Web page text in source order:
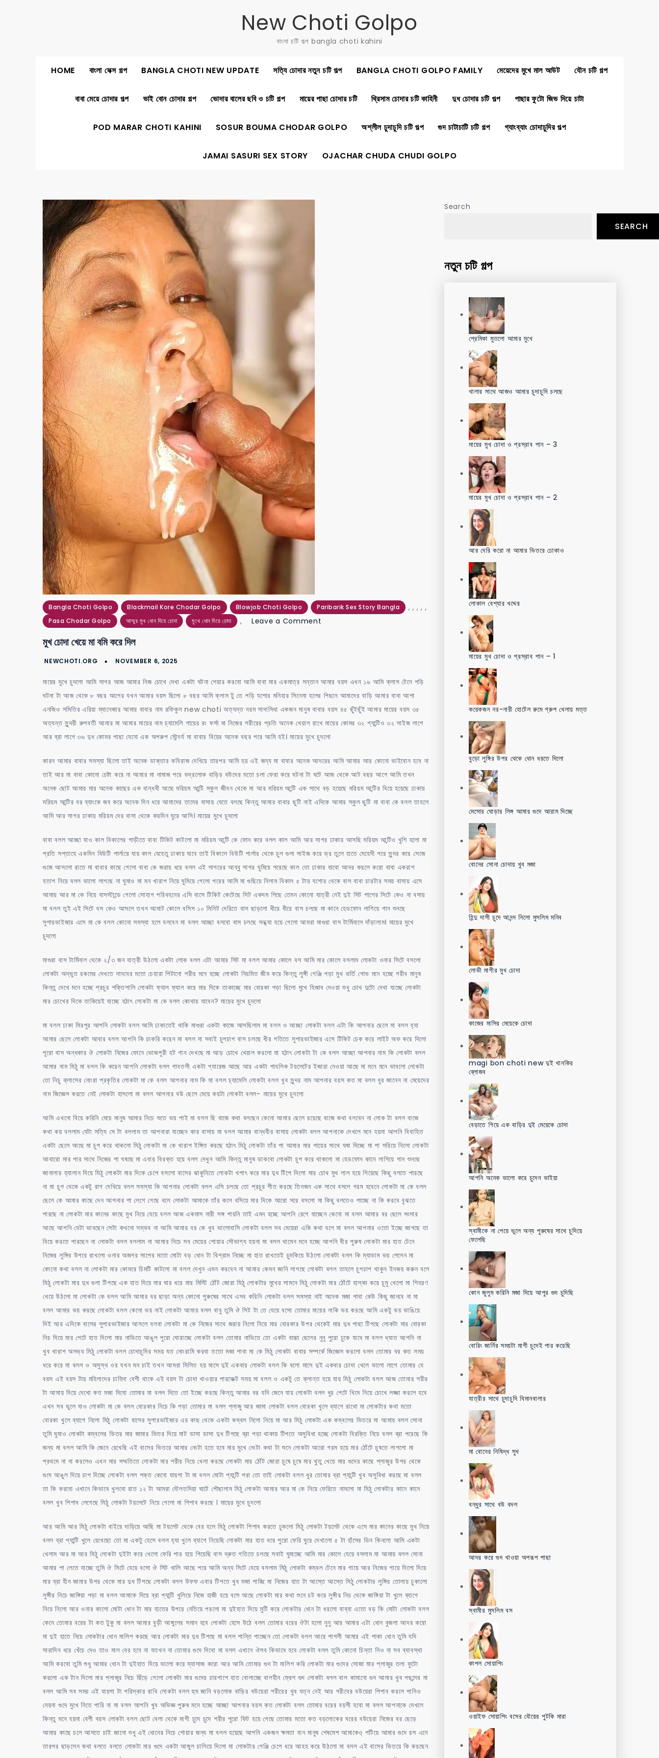
New Choti Golpo
বাংলা চটি গল্প bangla choti kahini
HOME বাংলা সেক্স গল্প BANGLA CHOTI NEW UPDATE সত্যি চোদার নতুন চটি গল্প BANGLA CHOTI GOLPO FAMILY মেয়েদের মুখে মাল আউট যৌন চটি গল্প
বাবা মেয়ে চোদার গল্প ভাই বোন চোদার গল্প ভোদার বালের ছবি ও চটি গল্প মায়ের পাছা চোদার চটি থ্রিসাম চোদার চটি কাহিনী দুধ চোদার চটি গল্প পাছার ফুটো জিভ দিয়ে চাটা
POD MARAR CHOTI KAHINI SOSUR BOUMA CHODAR GOLPO অশ্লীল চুদাচুদি চটি গল্প গুদ চাটাচাটি চটি গল্প গ্যাংব্যাং চোদাচুদির গল্প
JAMAI SASURI SEX STORY OJACHAR CHUDA CHUDI GOLPO
Bangla Choti Golpo ,
Blackmail Kore Chodar Golpo ,
Blowjob Choti Golpo ,
Paribarik Sex Story Bangla ,
Pasa Chodar Golpo
,
আম্মুর মুখ ধোন দিয়ে চোদা ,
মুখে ধোন দিয়ে চোদা Leave a Comment
মুখ চোদা খেয়ে মা বমি করে দিল
মায়ের মুখে চুদলো আমি সাগর আজ আমার নিজ চোখে দেখা একটা ঘটনা শেয়ার করবো আমি বাবা মার একমাত্র সন্তান আমার বয়স এখন ১৬ আমি ক্লাস টেনে পড়ি
ঘটনা টা আজ থেকে ৮ বছর আগের যখন আমার বয়স ছিলো ৮ বছর আমি ক্লাস টু তে পড়ি যশোর মনিহার সিনেমা হলের পিছনে আমাদের বাড়ি আমার বাবা আশা
এনজিও সমিতির এরিয়া ম্যানেজার আমার বাবার নাম রফিকুল new choti অত্যন্ত নরম সাদাসিধা একজন মানুষ বাবার বয়স ৪৫ ছুঁইছুঁই আমার মায়ের বয়স ৩৫
অত্যন্ত সুন্দরী রুপবতী আমার মা আমার মায়ের নাম চ্যামেলি গায়ের রং ফর্সা মা নিজের শরীরের প্রতি অনেক খেয়াল রাখে মায়ের কোমর ৩২ প্যান্টিও ৩২ সাইজ লাগে
আর ব্রা লাগে ৩৬ দুধ কোমর পাছা যেনো এক অপরুপ সৌন্দর্য মা বাবার বিয়ের অনেক বছর পরে আমি হই। মায়ের মুখে চুদলো
কারন আমার বাবার সমস্যা ছিলো তাই অনেক ডাক্তার কবিরাজ দেখিয়ে তারপর আমি হয় এই জন্য মা বাবার অনেক আদরের আমি আমার আর কোনো ভাইবোন হবে না
তাই আর মা বাবা কোনো চেষ্টা করে না আমার মা নামাজ পরে ভদ্রলোক বাড়ির বউদের মতো চলা ফেরা করে ঘটনা টা ঘটে আজ থেকে আট বছর আগে আমি তখন
অনেক ছোট আমার মার অনেক কাছের এক বান্ধবী আছে মরিয়ম আন্টি স্কুল জীবন থেকে মা আর মরিয়ম আন্টি এক সাথে বড় হয়েছে মরিয়ম আন্টির বিয়ে হয়েছে ঢাকায়
মরিয়ম আন্টির বর ব্যাংকে জব করে অনেক দিন ধরে আমাদের তাদের বাসায় যেতে বলছে কিন্তু আমার বাবার ছুটি নাই এদিকে আমার স্কুল ছুটি মা বাবা কে বলল তাহলে
আমি আর সাগর ঢাকায় মরিয়ম দের বাসা থেকে কয়দিন ঘুরে আসি। মায়ের মুখে চুদলো
বাবা বলল আচ্ছা যাও কাল বিকালের গাড়ীতে বাবা টিকিট কাটলো মা মরিয়ম আন্টি কে ফোন করে বলল কাল আমি আর সাগর ঢাকায় আসছি মরিয়ম আন্টিও খুশি হলো মা
প্রতি সপ্তাহে একদিন বিউটি পার্লারে যায় কাল যেহেতু ঢাকায় যাবে তাই বিকালে বিউটি পার্লার থেকে চুল গুলা সাইজ করে ভ্র তুলে হাতে মেহেদী পরে সুন্দর করে সেজে
গুজে আসলো রাতে মা বাবার কাছে গেলো বাবা কে জরায় ধরে বলল এই সাগরের আব্বু সাগর ঘুমিয়ে পরেছে কাল তো ঢাকায় যাবো আদর করলে করো বাবা একরাশ
হতাশ নিয়ে বলল ভালো লাগছে না ঘুমাও মা মন খারাপ নিয়ে ঘুমিয়ে গেলো পরের আমি মা গুছিয়ে নিলাম বিকাল ৫ টায় যশোর থেকে বাস বাবা চারটার সময় বাসায় এসে
আমায় আর মা কে নিয়ে বাসস্টান্ডে গেলো সোহাগ পরিবহনের এসি বাসে টিকিট কেটেছে সিট একদম পিছে তেমন কোনো যাত্রী নেই দুই সিট পাশের সিটে কেও না বসায়
মা বলল তুই এই সিটে বস কেও আসলে তখন আমাট কোলে বসিস ১০ মিনিট দেরিতে বাস ছাড়লো ধীরে ধীরে বাস চলছে মা কানে হেডফোন লাগিয়ে গান শুনছে
সুপারভাইজার এসে মা কে বলল কোনো সমস্যা হলে বলবেন মা বলল আচ্ছা বলবো বাস চলছে সন্ধ্যা হয়ে গেলো আমরা মাগুরা বাস টার্মিনালে দাঁড়ালাম। মায়ের মুখে
চুদলো
মাগুরা বাস টার্মিনাল থেকে ২/৩ জন যাত্রী উঠলো একটা লোক বলল এটা আমার সিট মা বলল আমার কোলে বস আমি মার কোলে বসলাম লোকটা ওনার সিটে বসলো
লোকটা অদ্ভুত রকমের দেখতে দানবের মতো চেহারা পিটানো শরীর মনে হচ্ছে লোকটা নিয়মিত জীম করে কিন্তু লুঙ্গী গেঞ্জি পড়া মুখ ভর্তি গোভ মনে হচ্ছে গরীব মানুষ
কিন্তু দেখে মনে হচ্ছে প্রচুর শক্তিশালি লোকটা ফ্যাল ফ্যাল করে মার দিকে তাকাচ্ছে মার বোরকা পড়া ছিলো মুখে হিজাব দেওয়া শুধু চোখ দুটো দেখা যাচ্ছে লোকটা
মার চোখের দিকে তাকিয়েই যাচ্ছে হঠাৎ লোকটা মা কে বলল কোথায় যাবেন? মায়ের মুখে চুদলো
মা বলল ঢাকা মিরপুর আপনি লোকটা বলল আমি ঢাকাতেই থাকি মাগুরা একটা কাজে আসছিলাম মা বলল ও আচ্ছা লোকটা বলল এটা কি আপনার ছেলে মা বলল হ্যা
আমার ছেলে লোকটা আবার বলল আপনি কি চাকরি করেন মা বলল না সবাই চুপচাপ বাস চলছে ধীর গতিতে সুপারভাইজার এসে টিকিট চেক করে লাইট অফ করে দিলো
পুরো বাস অন্ধকার ঔ লোকটা নিজের ফোনে ভোজপুরী হট গান দেখছে মা আড় চোখে খেয়াল করলো মা হঠাৎ লোকটা টা কে বলল আচ্ছা আপনার নাম কি লোকটা বলল
আমার নাম মিঠু মা বলল কি করেন আপনি লোকটা বলল গাবতলী একটা গ্যারেজ আছে আর একটা পাবলিক টয়লেটের ইজারা নেওয়া আছে মা মনে মনে ভাবলো লোকটা
তো নিচু ক্লাসের নোংরা প্রকৃতির লোকটা মা কে বলল আপনার নাম কি মা বলল চ্যামেলি লোকটা বলল খুব সুন্দর নাম আপনার বয়স কত মা বলল ধুর জানেন না মেয়েদের
নাম জিজ্ঞেস করতে নেই লোকটা হাসলো মা বলল আপনার বউ ছেলে মেয়ে কয়টা লোকটা বলল- মায়ের মুখে চুদলো
আমি এখনো বিয়ে করিনি মেয়ে মানুষ আমার নিচে শুতে ভয় পাই মা বলল ছি বাজে কথা বলছেন কেনো আমার ছেলে রয়েছে বাজে কথা বলবেন না লোক টা বলল বাজে
কথা কয় বললাম যেটা সত্যি সে টা বললাম তা আপনারা যাচ্ছেন কার বাসায় মা বলল আমার বান্ধবীর বাসায় লোকটা বলল আপনাকে দেখলে মনে হয়না আপনি বিবাহিত
একটা ছেলে আছে মা চুপ করে থাকলো মিঠু লোকটা মা কে খারাপ ইঙ্গিত করছে হঠাৎ মিঠু লোকটা তাঁর পা আমার মার পায়ের সাথে ঘষা দিচ্ছে মা পা সরিয়ে নিলো লোকটা
আবারো মার পার সাথে নিজের পা ঘষছে মা এবার বিরক্ত হয়ে বলল দেখুন আমি কিন্তু মানুষ ডাকবো লোকটা চুপ করে থাকলো মা হেডফোন কানে লাগিয়ে গান শুনছে
জানালায় হ্যালান দিয়ে মিঠু লোকটা মার দিকে চেপে বসলো বাসের ঝাকুনিতে লোকটা খপাৎ করে মার দুধ টিপে দিলো মার চোখ মুখ লাল হয়ে গিয়েছে কিছু বলতে পারছে
না মা চুপ থেকে একটু রাগ দেখিয়ে বলল সমস্যা কি আপনার লোকটা বলল এসি চলছে তো প্রচুর শীত করছে তিনজন এক সাথে বসলে গরম হবেনে লোকটা মা কে বলল
ছেলে কে আমার কাছে দেন আপনার পা লেগে গেছে বলে লোকটা আমাকে তাঁর কলে বসিয়ে মার দিকে আরো সরে বসলো মা কিছু বলতেও পাচ্ছে না কি করবে বুঝতে
পারছে না লোকটা মার কানের কাছে মুখ নিয়ে যেয়ে বলল আজ একমাস নারী সঙ্গ পায়নি তাই এমন হচ্ছে আপনি রেগে যাচ্ছেন কেনো মা বলল আমার বর ছেলে সংসার
আছে আপনি যেটা ভাবছেন সেটা কখনো সম্ভব না আমি আমার বর কে খুব ভালোবাসি লোকটা বলল সব মেয়েরা একি কথা বলে মা বলল আপনার ওতো ইচ্ছে জাগছে তা
বিয়ে করতে পারছেন না লোকটা বলল বললাম না আমার নিচে সব মেয়ের শোয়ার সৌভাগ্য হয়না মা বলল থামেন মনে হচ্ছে আপনি বীর পুরুষ লোকটা মার হাত টেনে
নিজের লুঙ্গির উপরে রাখলো ওনার অজগর সাপের মতো মোটা বড় ধোন টা বিশ্রাম নিচ্ছে মা হাত রাখতেই চুমকিয়ে উঠলো লোকটা বলল কি ম্যাডাম ভয় পেলেন মা
কোনো কথা বলল না লোকটা মার কোমরে চিমটি কাটলো মা বলল দেখুন এমন করবেন না আমার কেমন জানি লাগছে লোকটা বলল তাহলে চুপচাপ থাকুন ইনজয় করুন বলে
মিঠু লোকটা মার দুধ গুলা টিপছে এক হাত দিয়ে মার ঘার ধরে মার মিস্টি ঠোঁট জোরা মিঠু লোকটার মুখের সামনে মিঠু লোকটা মার ঠোঁটে হাল্কা করে চুমু খেলো মা শিহরণ
খেয়ে উঠলো মা লোকটা কে বলল আমি আমার বর ছাড়া অন্য কোনো পুরুষের সাথে এসব করিনি লোকটা বলল সমস্যা নাই অনেক মজা পাবা কেউ কিছু জানবে না মা
বলল আমার ভয় করছে লোকটা বলল কেনো ভয় নাই লোকটা আমায় বলল বাবু তুমি ঔ সিট টা তে যেয়ে বসো তোমার মায়ের নাকি ভয় করছে আমি একটু ভয় ভাঙিয়ে
দিই আর এদিকে বাসের সুপারভাইজার আসলে বলবা লোকটা মা কে নিজের সাথে জরায় নিলো নিয়ে মার বোরকার উপর থেকেই মার দুধ পাছা টিপছে লোকটা মার বোরকা
নিচ দিয়ে মার পেটে হাত দিলো মার নাভিতে আঙুল পুরো ঘোরাচ্ছে লোকটা বলল তোমার নাভিতে তো একটা বাচ্চা ছেলের নুনু পুরো ঢুকে যাবে মা বলল ধ্যাত আপনি না
খুব খারাপ অসভ্য মিঠু লোকটা বলল চোদাচুদির সময় যত নোংরামি করবা ততো মজা পাবা মা কে মিঠু লোকটা বাবার সম্পর্কে জিজ্ঞেস করলো বলল তোমার বর কত সময়
ধরে করে মা বলল ও অসুস্থ ওর যখন মন চাই তখন আমরা মিলিত হয় মাসে দুই একবার লোকটা বলল কি বলো মাসে দুই একবার চোদা খেলে ভালো লাগে তোমার যে
বয়স এই বয়স টায় মহিলাদের চাহিদা বেশী থাকে এই বয়স টা চোদা খাওয়ার পারফেক্ট সময় মা বলল ও একটু তে ক্লান্ত হয়ে যায় মিঠু লোকটা বলল আজ তোমার শরীর
টা আমায় দিয়ে দেখো কত মজা দিবো তোমার মা বলল দিতে তো ইচ্ছে করছে কিন্তু আমার বর যদি জেনে যায় লোকটা বলল ধুর পেটে খিদে নিয়ে চোখে লজ্জা করলে হবে
এখন সব ভুলে যাও লোকটা মা কে বলল বোরকার নিচে কি পড়া তোমার মা বলল প্লাজু আর জামা লোকটা বলল বোরকা খুলে ব্যাগে রাখো মা লোকটার কথা মতো
বোরকা খুলে ব্যাগে নিলো মিঠু লোকটা বাসের সুপারভাইজার এর কাছ থেকে একটা কম্বল নিলো নিয়ে মা আর মিঠু লোকটা এক কম্বলের ভিতরে মা আমায় বলল সোনা
তুমি ঘুমাও লোকটা কম্বলের ভিতর মার জামার ভিতর দিয়ে মাট ডাসা ডাসা দুধ টিপছে ব্রা পড়া থাকায় টিপতে অসুবিধা হচ্ছে লোকটা বিরক্তি নিয়ে বলল ব্রা পরেছে কি
জন্য মা বলল আমি কি জেনে রেখেছি এই বাসের ভিতরে আমার নেংটা হতে হবে মার মুখে নেংটা কথা টা শুনে লোকটা আরো গরম হয়ে মার ঠোঁটে চুষতে লাগলো মা
প্রথমে না না করলেও এখন মার সম্মতিতে লোকটা মার শরীর নিয়ে খেলা করছে লোকটা মার ঠোঁট জোরা চুষে চুষে মার থুতু খেয়ে মার গুদের কাছে প্লাজুর উপর থেকে
গুদে আঙুল দিয়ে চাপ দিচ্ছে লোকটা বলল শক্ত কেনো যায়গা টা মা বলল মোটা প্যান্টি পরা তো তাই লোকটা বলল ধুর তোমার ব্রা প্যান্টি খুব অসুবিধা করছে মা বলল
তা কি করবো এখানে কিভাবে খুলবো রাত ১২ টা আমরা দৌলতদিয়া ঘাটে পৌছালাম মিঠু লোকটা আমার আর মা কে নিয়ে ফেরিতে নামলো মা মিঠু লোকটার কানে কানে
বলল খুব পিশাব লেগেছে মিঠু লোকটা টয়লেটে নিয়ে গেলো মা পিশাব করছে । মায়ের মুখে চুদলো
আর আমি আর মিঠু লোকটা বাইরে দাড়িয়ে আছি মা টয়লেট থেকে বের হলে মিঠু লোকটা পিশাব করতে ঢুকলো মিঠু লোকটা টয়লেট থেকে এসে মার কানের কাছে মুখ নিয়ে
বলল ব্রা প্যান্টি খুলে রেখেছো তো মা একটু হেসে বলল হ্যা খুলে ব্যাগে নিয়েছি লোকটা মার হাত ধরে পুরো ফেরি ঘুরে দেখালো ৫ টা হাঁসের ডিন কিনলো আমি একটা
খেলাম আর মা আর মিঠু লোকটা দুইটা করে খেলো ফেরি পার হয়ে গিয়েছি বাস দ্রুত গতিতে চলছে সবাই ঘুমাচ্ছে আমি মার কোলে যেয়ে বসলাম মা আমায় বলল সোনা
আমার পা লেতে যাচ্ছে তুমি ঔ সিটে যেয়ে বসো ঔ সিট খালি আছে পরে আমি অন্য সিটে যেয়ে বসলাম মিঠু লোকটা কম্বল টেনে মার গায়ে আর নিজের গায়ে দিলো দিয়ে
মার ব্রা হীন জামার উপর থেকে মার দুধ টিপছে লোকটা বলল উফফ এবার টিপতে খুব মজা পাচ্ছি মা নিজের হাত টা আস্তে আস্তে মিঠু লোকটার লুঙ্গির তোলায় ঢুকালো
লুঙ্গীর নিচে জাঙ্গিয়া পড়া মা বলল আমাকে দিয়ে ব্রা প্যান্টি খুলিয়ে নিজে হাজী হয়ে বসে আছে লোকটা মার কথা শুনে চট করে লুঙ্গীর নিচ থেকে জাঙ্গিয়া টা খুলে ব্যাগে
নিয়ে নিলো আর ওনার কালো মোটা ধোন টা মার হাতের উপরে নেতিয়ে পরলো মা দুইহাত দিয়ে মুটি করে লোকটার ধোন টা ধরলো বাব্বা এতো বড় কি মোটা লোকটা বলল
কেনে তোমার বরের টা কত টুকু মা বলল আমার বুড়ী আঙ্গুলের সমান হবে লোকটা হেসে উঠে বলল তোমার বরের ঔটা হলো নুনু আর আমার এটা ধোন বুজলা আদর করো
মা দুই হাতে নিয়ে লোকটার ধোন মালিশ করছে আর লোকটা মার দুধ টিপছে মা বলল শান্তি পাচ্ছেন তো লোকটা বলল আরে পাগলী আমার এই পাকা ধোন তুমি যদি
সারাদিন ধরে খেঁচে দেও তাও মাল বের হবে না যতখন না তোমার গুদে দিবো মা বলল এখানে ঔসব কিভাবে হবে লোকটা বলল তুমি কোনো চিন্তা নিও না সব ব্যাবস্থা
আমি করবো তুমি শুধু আমার ধোন টা দুইহাত দিয়ে ভালো করে ম্যাসাজ করো আর আমি তোমার গুদ টা মালিশ করি লোকটা মার গুদের সোজা মার প্লাজুর তলা ফুটো
করলো এক টান দিলো মার প্লাজুর নিচে ছিঁড়ে গেলো লোকটা মার গুদের চারপাশে হাত বোলাচ্ছে বালহীন ফ্রেশ গুদ লোকটা বলল বাল কামানো গুদ আমার খুব পছন্দের মা
বলল আমি সব সময় এই যায়গা টা পরিস্কার রাখি লোকটা বলল হুম জানি বড়লোক বাড়ির বউয়েরা শরীরের খুব যত্ন নেই আর গরীবের বউয়েরা পিশাব করলে পানিও
নেয়না গুদে মুখে নিতে পারি না মা বলল আপনি খুব অভিজ্ঞ পুরুষ মনে হচ্ছে আচ্ছা আপনার বয়স কত লোকটা বলল তোমার বরের বয়সী হবো মা বলল আপনাকে দেখলে
কিন্তু মনে হয়না বেশী বয়স লোকটা বলল ছোট বেলা থেকে মাগী চুদে চুদে শরীর পুরো ফিট হয়ে গেছে তোমার মতো কত বড়লোকের ঘরের বউয়েরা নিজের বর ছেড়ে
আমার কাছে চলে আসতে চাই জানো শুধু এই ধোনের নিচে শোয়ার জন্য মা বলল হয়েছে আপনি একজন ক্ষমতা বান মানুষ শেষমেশ আমাকেও্ পটিয়ে আমার গুদে রস এনে
তারপর ছাড়লেন কথা বলতে বলতে লোকটা মার গুদে একটা আঙ্গুল চালিয়ে দিলো মা লোকটার গেঞ্জি চেপে ধরে আহহ করে উঠলো মা বলল এই বাসের ভিতরে কি করছেন
Search
SEARCH
নতুন চটি গল্প
প্রেমিকা মুতলো আমার মুখে
খালার সাথে আজও আমার চুদাচুদি চলছে
মায়ের মুখ চোদা ও প্রস্রাব পান – 3
মায়ের মুখ চোদা ও প্রস্রাব পান – 2
আর দেরি করো না আমার ভিতরে ঢোকাও
লোকাল বেশ্যার খদ্দের
মায়ের মুখ চোদা ও প্রস্রাব পান – 1
কয়েকজন নর-নারী হোটেল রুমে গ্রুপ খেলায় মত্ত
বুড়ো লুঙ্গির উপর থেকে ধোন ধরতে দিলো
মেসোর ঘোড়ার লিঙ্গ আমার গুদে আরাম দিচ্ছে
বোনের সোনা চোদায় খুব মজা
হিন্দু দাসী চুদে আনন্দ নিলো মুসলিম মনিব
লোভী মাগীর মুখ চোদা
কাজের মাসির মেয়েকে চোদা
magi bon choti new দুই খানকির
ব্লোজব
বেড়াতে গিয়ে এক বাড়ির দুই মেয়েকে চোদা
আপনি অনেক ভালো করে চুদেন ভাইয়া
স্বামীকে না পেয়ে ভুলে অন্য পুরুষের সাথে চুদিয়ে
ফেলেছি
কোন জুলুম করিনি মজা দিয়ে আপুর গুদ চুদিছি
বোরিং জার্নির সময়টা মাগী চুদেই পার করেছি
যাত্রীর সাথে চুদাচুদি বিমানবালার
মা বোনের নিষিদ্ধ সুখ
বন্ধুর সাথে বউ বদল
আদর করে গুদ খাওয়া অপরূপ পাছা
স্বামীর মুসলিম বস
কাপল সোয়াপিং
ওয়াইফ সোয়াপিং বসের বৌয়ের পুটকি মারা